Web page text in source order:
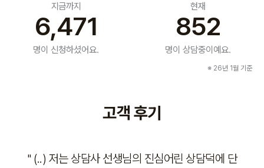
지금까지
명이 신청하셨어요.
6,471
현재
명이 상담중이예요.
852
※ 26년 1월 기준
고객 후기
진심어린 상담덕에 단
" 선생님 덕분에 큰 힘을 얻었